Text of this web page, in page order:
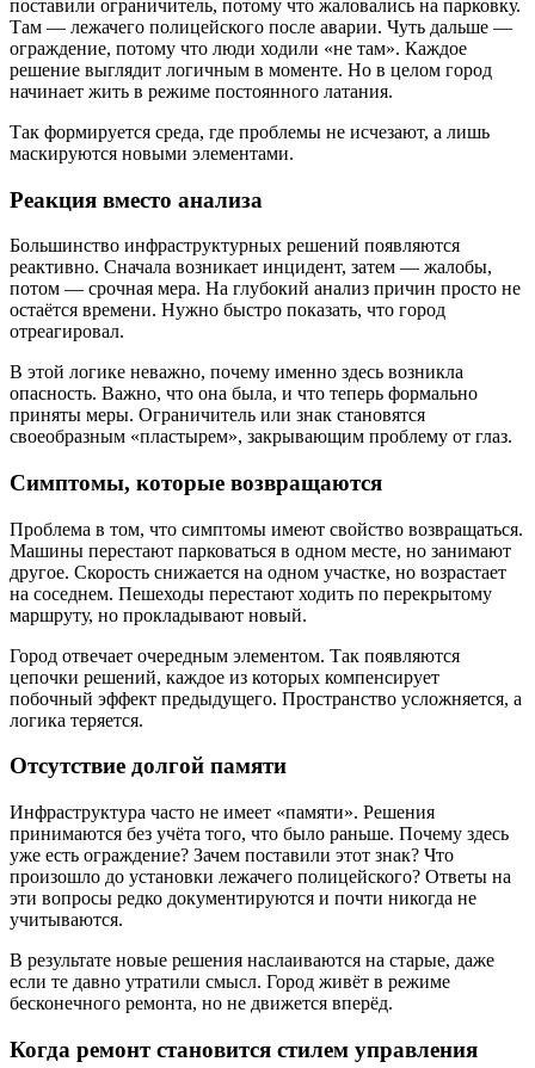
поставили ограничитель, потому что жаловались на парковку.
Там — лежачего полицейского после аварии. Чуть дальше —
ограждение, потому что люди ходили «не там». Каждое
решение выглядит логичным в моменте. Но в целом город
начинает жить в режиме постоянного латания.
Так формируется среда, где проблемы не исчезают, а лишь
маскируются новыми элементами.
Реакция вместо анализа
Большинство инфраструктурных решений появляются
реактивно. Сначала возникает инцидент, затем — жалобы,
потом — срочная мера. На глубокий анализ причин просто не
остаётся времени. Нужно быстро показать, что город
отреагировал.
В этой логике неважно, почему именно здесь возникла
опасность. Важно, что она была, и что теперь формально
приняты меры. Ограничитель или знак становятся
своеобразным «пластырем», закрывающим проблему от глаз.
Симптомы, которые возвращаются
Проблема в том, что симптомы имеют свойство возвращаться.
Машины перестают парковаться в одном месте, но занимают
другое. Скорость снижается на одном участке, но возрастает
на соседнем. Пешеходы перестают ходить по перекрытому
маршруту, но прокладывают новый.
Город отвечает очередным элементом. Так появляются
цепочки решений, каждое из которых компенсирует
побочный эффект предыдущего. Пространство усложняется, а
логика теряется.
Отсутствие долгой памяти
Инфраструктура часто не имеет «памяти». Решения
принимаются без учёта того, что было раньше. Почему здесь
уже есть ограждение? Зачем поставили этот знак? Что
произошло до установки лежачего полицейского? Ответы на
эти вопросы редко документируются и почти никогда не
учитываются.
В результате новые решения наслаиваются на старые, даже
если те давно утратили смысл. Город живёт в режиме
бесконечного ремонта, но не движется вперёд.
Когда ремонт становится стилем управления